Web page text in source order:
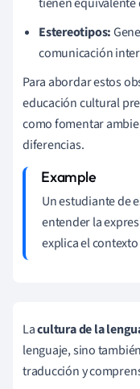
Estereotipos:
comunicación
Para abordar estos
educación cultural
como fomentar
diferencias.
Un estudiante de
entender la
explica el
Lacultura de la
lenguaje, sino
traducción y